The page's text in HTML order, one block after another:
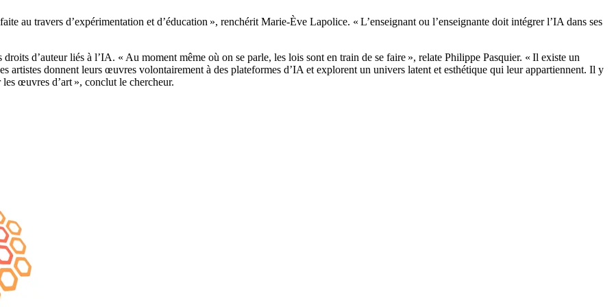
au travers d’expérimentation et d’éducation », renchérit Marie-Ève Lapolice. « L’enseignant ou l’enseignante doit intégrer l’IA dans ses
d’auteur liés à l’IA. « Au moment même où on se parle, les lois sont en train de se faire », relate Philippe Pasquier. « Il existe un
artistes donnent leurs œuvres volontairement à des plateformes d’IA et explorent un univers latent et esthétique qui leur appartiennent. Il y
œuvres d’art », conclut le chercheur.